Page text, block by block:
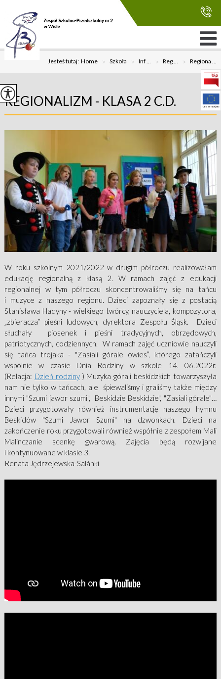
Jesteś tutaj:Home > Szkoła > Inf ... > Reg ... > Regiona ...
REGIONALIZM - KLASA 2 C.D.
W roku szkolnym 2021/2022 w drugim półroczu realizowałam
edukację regionalną z klasą 2. W ramach zajęć z edukacji
regionalnej w tym półroczu skoncentrowaliśmy się na tańcu
i muzyce z naszego regionu. Dzieci zapoznały się z postacią
Stanisława Hadyny - wielkiego twórcy, nauczyciela, kompozytora,
„zbieracza” pieśni ludowych, dyrektora Zespołu Śląsk. Dzieci
słuchały piosenek i pieśni tradycyjnych, obrzędowych,
patriotycznych, codziennych. W ramach zajęć uczniowie nauczyli
się tańca trojaka - "Zasiali górale owies”, którego zatańczyli
wspólnie w czasie Dnia Rodziny w szkole 14. 06.2022r.
(Relacja: Dzień rodziny) Muzyka górali beskidzkich towarzyszyła
nam nie tylko w tańcach, ale śpiewaliśmy i graliśmy także między
innymi "Szumi jawor szumi", "Beskidzie Beskidzie", "Zasiali górale"…
Dzieci przygotowały również instrumentację naszego hymnu
Beskidów "Szumi Jawor Szumi" na dzwonkach. Dzieci na
zakończenie roku przygotowali również współnie z zespołem Mali
Malinczanie scenkę gwarową. Zajęcia będą rozwijane
i kontynuowane w klasie 3.
Renata Jędrzejewska-Salánki